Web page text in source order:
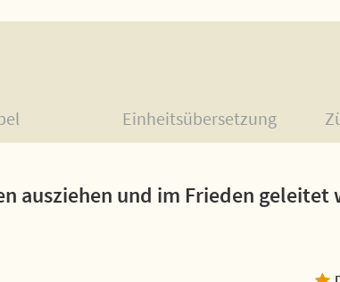
Einheitsübersetzung
ausziehen und im Frieden geleitet